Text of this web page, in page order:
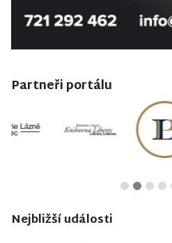
Partneři portálu
Nejbližší události